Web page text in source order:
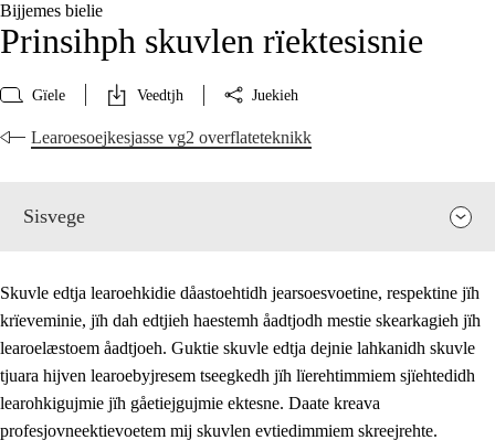
Bijjemes bielie
Prinsihph skuvlen rïektesisnie
Gïele Veedtjh Juekieh
Learoesoejkesjasse vg2 overflateteknikk
Sisvege
Skuvle edtja learoehkidie dåastoehtidh jearsoesvoetine, respektine jïh
krïeveminie, jïh dah edtjieh haestemh åadtjodh mestie skearkagieh jïh
learoelæstoem åadtjoeh. Guktie skuvle edtja dejnie lahkanidh skuvle
tjuara hijven learoebyjresem tseegkedh jïh lïerehtimmiem sjïehtedidh
learohkigujmie jïh gåetiejgujmie ektesne. Daate kreava
profesjovneektievoetem mij skuvlen evtiedimmiem skreejrehte.